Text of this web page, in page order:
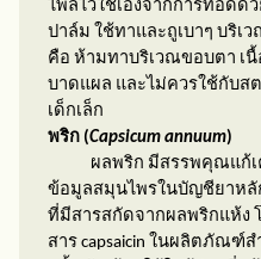
ไพลไว้ใช้เองจากการทอด
ปาล์ม ใช้ทาและถูเบาๆ บริเ
คือ ห้ามทาบริเวณขอบตา เ
บาดแผล และไม่ควรใช้กับส
เด็กเล็ก
พริก (Capsicum annuum)
ผลพริก มีสรรพคุณแก้เค
ข้อมูลสมุนไพรในบัญชียาหลั
ที่มีสารสกัดจากผลพริกแห้ง
สาร capsaicin ในผลิตภัณฑ์ส